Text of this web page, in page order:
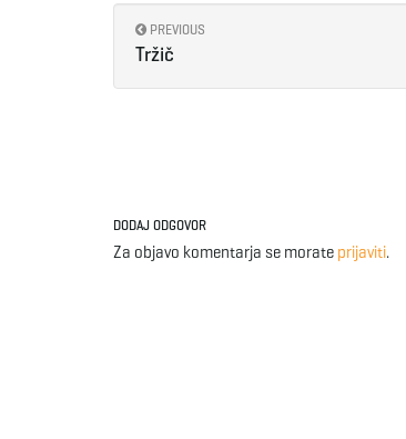
PREVIOUS
Tržič
DODAJ ODGOVOR
Za objavo komentarja se morate prijaviti.